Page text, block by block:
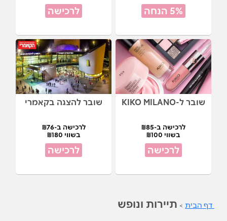
5% הנחה לרכישה
שובר ל-KIKO MILANO
לרכישה ב-₪85
בשווי ₪100
לרכישה
שובר להצגה בקאמרי
לרכישה ב-₪76
בשווי ₪180
לרכישה
דף הבית > תיירות ונופש